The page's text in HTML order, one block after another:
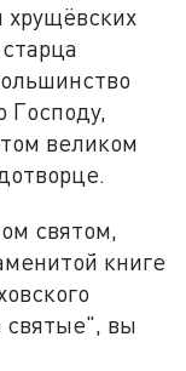
Господу,
великом
святом,
книге
святые", вы